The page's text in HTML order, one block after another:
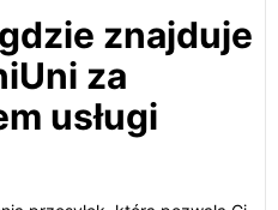
znajduje
za
usługi